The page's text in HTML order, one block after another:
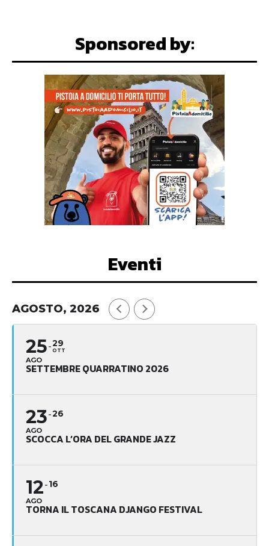
Sponsored by:
Eventi
AGOSTO, 2026
25
AGO
29
OTT
SETTEMBRE QUARRATINO 2026
23
AGO
26
SCOCCA L’ORA DEL GRANDE JAZZ
12
AGO
16
TORNA IL TOSCANA DJANGO FESTIVAL